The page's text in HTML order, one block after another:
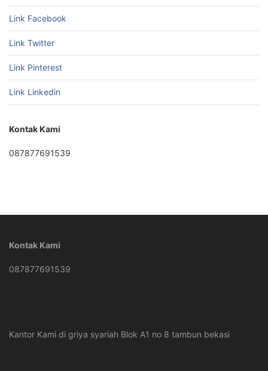
Link Facebook
Link Twitter
Link Pinterest
Link Linkedin
Kontak Kami
087877691539
Kontak Kami
087877691539
Kantor Kami di griya syariah Blok A1 no 8 tambun bekasi